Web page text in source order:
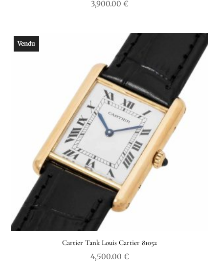
3,900.00 €
Vendu
Cartier Tank Louis Cartier 81052
4,500.00 €